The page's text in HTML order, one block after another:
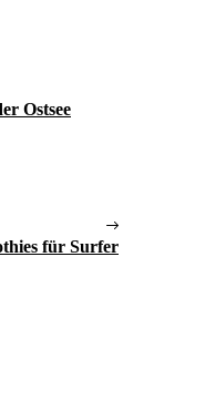
Ostsee
für Surfer